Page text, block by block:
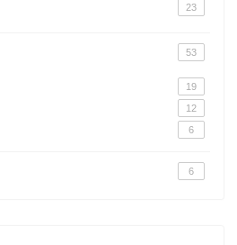
23
53
19
12
6
6